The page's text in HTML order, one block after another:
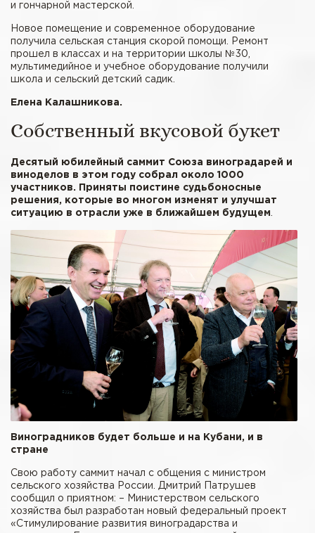
и гончарной мастерской.
Новое помещение и современное оборудование
получила сельская станция скорой помощи. Ремонт
прошел в классах и на территории школы №30,
мультимедийное и учебное оборудование получили
школа и сельский детский садик.
Елена Калашникова.
Собственный вкусовой букет
Десятый юбилейный саммит Союза виноградарей и
виноделов в этом году собрал около 1000
участников. Приняты поистине судьбоносные
решения, которые во многом изменят и улучшат
ситуацию в отрасли уже в ближайшем будущем
Виноградников будет больше и на Кубани, и в
стране
Свою работу саммит начал с общения с министром
сельского хозяйства России. Дмитрий Патрушев
сообщил о приятном: – Министерством сельского
хозяйства был разработан новый федеральный проект
«Стимулирование развития виноградарства и